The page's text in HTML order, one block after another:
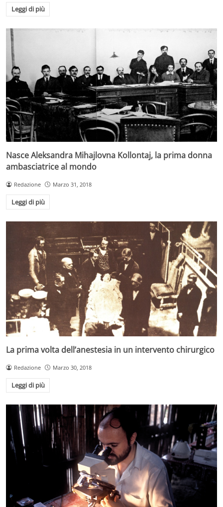
Leggi di più
Nasce Aleksandra Mihajlovna Kollontaj, la prima donna
ambasciatrice al mondo
Redazione Marzo 31, 2018
Leggi di più
La prima volta dell’anestesia in un intervento chirurgico
Redazione Marzo 30, 2018
Leggi di più